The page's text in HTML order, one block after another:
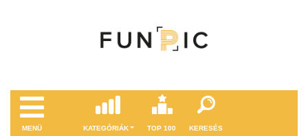
MENÜ KATEGÓRIÁK TOP 100 KERESÉS